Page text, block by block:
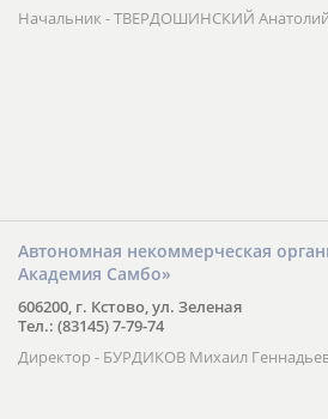
Начальник - ТВЕРДОШИНСКИЙ Анатолий
Автономная некоммерческая
Академия Самбо»
606200, г. Кстово, ул. Зеленая
Тел.: (83145) 7-79-74
Директор - БУРДИКОВ Михаил